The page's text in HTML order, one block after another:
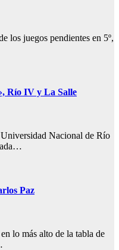
los juegos pendientes en 5º,
Río IV y La Salle
Nacional de Río
Paz
lo más alto de la tabla de